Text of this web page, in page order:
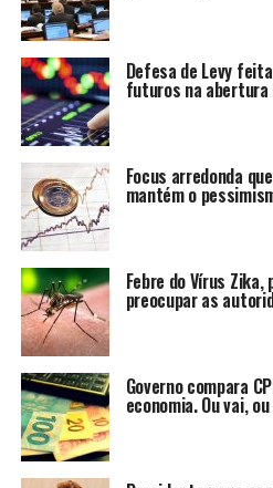
Defesa de Levy
futuros na abertura
Focus arredonda
mantém o
Febre do Vírus Zika,
preocupar as
Governo compara
economia. Ou vai,